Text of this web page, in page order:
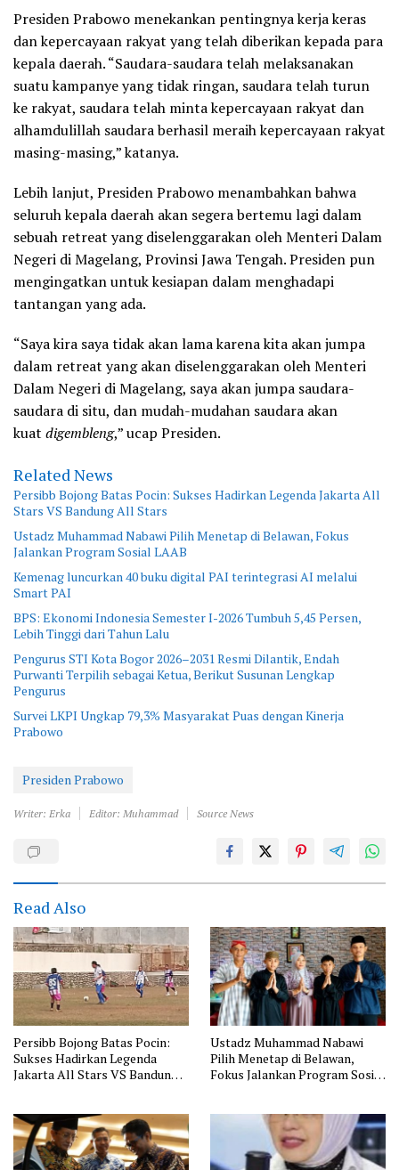
Presiden Prabowo menekankan pentingnya kerja keras
dan kepercayaan rakyat yang telah diberikan kepada para
kepala daerah. “Saudara-saudara telah melaksanakan
suatu kampanye yang tidak ringan, saudara telah turun
ke rakyat, saudara telah minta kepercayaan rakyat dan
alhamdulillah saudara berhasil meraih kepercayaan rakyat
masing-masing,” katanya.
Lebih lanjut, Presiden Prabowo menambahkan bahwa
seluruh kepala daerah akan segera bertemu lagi dalam
sebuah retreat yang diselenggarakan oleh Menteri Dalam
Negeri di Magelang, Provinsi Jawa Tengah. Presiden pun
mengingatkan untuk kesiapan dalam menghadapi
tantangan yang ada.
“Saya kira saya tidak akan lama karena kita akan jumpa
dalam retreat yang akan diselenggarakan oleh Menteri
Dalam Negeri di Magelang, saya akan jumpa saudara-
saudara di situ, dan mudah-mudahan saudara akan
kuat digembleng,” ucap Presiden.
Related News
Persibb Bojong Batas Pocin: Sukses Hadirkan Legenda Jakarta All
Stars VS Bandung All Stars
Ustadz Muhammad Nabawi Pilih Menetap di Belawan, Fokus
Jalankan Program Sosial LAAB
Kemenag luncurkan 40 buku digital PAI terintegrasi AI melalui
Smart PAI
BPS: Ekonomi Indonesia Semester I-2026 Tumbuh 5,45 Persen,
Lebih Tinggi dari Tahun Lalu
Pengurus STI Kota Bogor 2026–2031 Resmi Dilantik, Endah
Purwanti Terpilih sebagai Ketua, Berikut Susunan Lengkap
Pengurus
Survei LKPI Ungkap 79,3% Masyarakat Puas dengan Kinerja
Prabowo
Presiden Prabowo
Writer: Erka Editor: Muhammad Source News
Read Also
Persibb Bojong Batas Pocin:
Sukses Hadirkan Legenda
Jakarta All Stars VS Bandung
Ustadz Muhammad Nabawi
Pilih Menetap di Belawan,
Fokus Jalankan Program Sosial